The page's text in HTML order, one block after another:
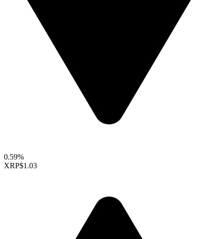
0.59%
XRP$1.03